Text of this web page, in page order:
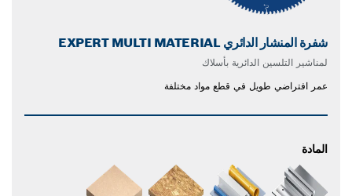
شفرة المنشار الدائري EXPERT MULTI MATERIAL
لمناشير التلسين الدائرية بأسلاك
عمر افتراضي طويل في قطع مواد مختلفة
المادة